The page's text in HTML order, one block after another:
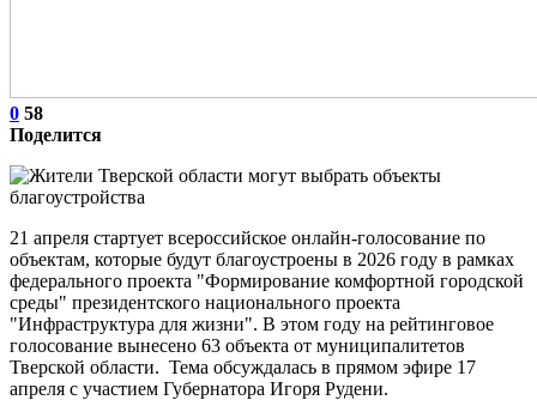
0 58
Поделится
21 апреля стартует всероссийское онлайн-голосование по
объектам, которые будут благоустроены в 2026 году в рамках
федерального проекта "Формирование комфортной городской
среды" президентского национального проекта
"Инфраструктура для жизни". В этом году на рейтинговое
голосование вынесено 63 объекта от муниципалитетов
Тверской области. Тема обсуждалась в прямом эфире 17
апреля с участием Губернатора Игоря Рудени.